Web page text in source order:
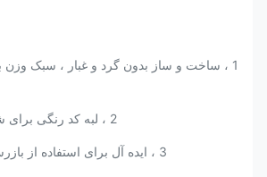
1 ، ساخت و ساز بدون گرد و غبار ، سبک
2 ، لبه کد رنگی برای شناسایی اندازه آسان
3 ، ایده آل برای استفاده از بازرسی مونتاژ الکترونیک